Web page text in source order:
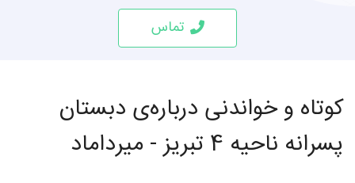
تماس
کوتاه و خواندنی درباره‌ی دبستان
پسرانه ناحیه 4 تبریز - میرداماد